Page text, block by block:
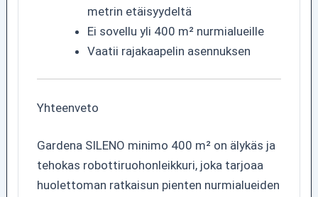
metrin etäisyydeltä
Ei sovellu yli 400 m² nurmialueille
Vaatii rajakaapelin asennuksen
Yhteenveto
Gardena SILENO minimo 400 m² on älykäs ja
tehokas robottiruohonleikkuri, joka tarjoaa
huolettoman ratkaisun pienten nurmialueiden